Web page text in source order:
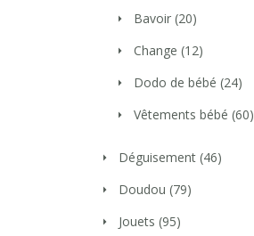
Bavoir (20)
Change (12)
Dodo de bébé (24)
Vêtements bébé (60)
Déguisement (46)
Doudou (79)
Jouets (95)